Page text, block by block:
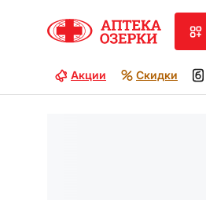
Акции Скидки